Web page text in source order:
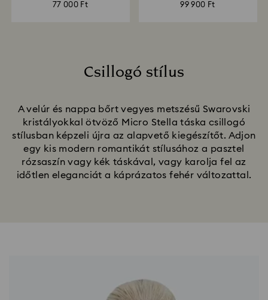
18 kt-os aranybevonat
77 000 Ft 99 900 Ft
Csillogó stílus
A velúr és nappa bőrt vegyes metszésű Swarovski
kristályokkal ötvöző Micro Stella táska csillogó
stílusban képzeli újra az alapvető kiegészítőt. Adjon
egy kis modern romantikát stílusához a pasztel
rózsaszín vagy kék táskával, vagy karolja fel az
időtlen eleganciát a káprázatos fehér változattal.